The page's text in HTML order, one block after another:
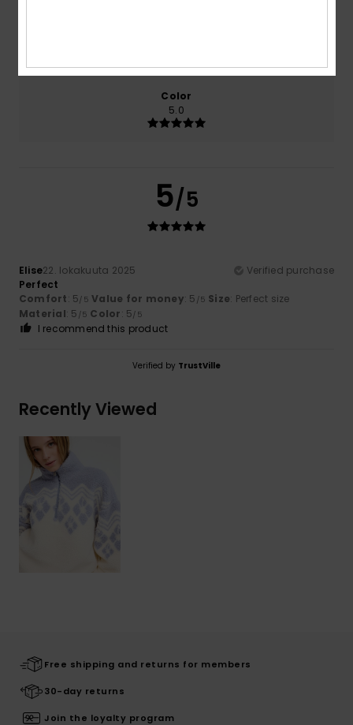
Color
5.0
5/5
Elise22. lokakuuta 2025
Verified purchase
Perfect
Comfort: 5/5 Value for money: 5 /5 Size: Perfect size
Material: 5 /5 Color: 5/5
I recommend this product
Verified by TrustVille
Recently Viewed
Free shipping and returns for members
30-day returns
Join the loyalty program